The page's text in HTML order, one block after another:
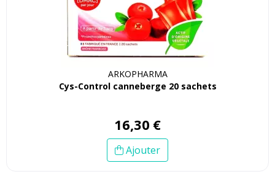
ARKOPHARMA
Cys-Control canneberge 20 sachets
16,30 €
Ajouter